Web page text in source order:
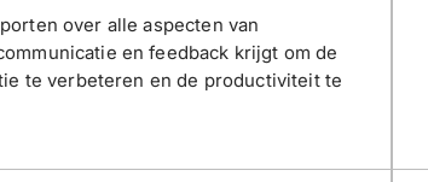
over alle aspecten van
en feedback krijgt om de
te verbeteren en de productiviteit te